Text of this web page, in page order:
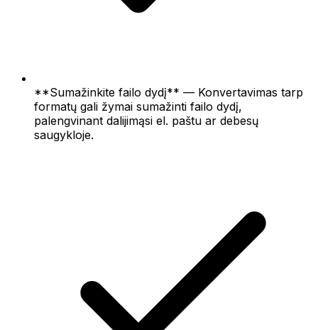
**Sumažinkite failo dydį** — Konvertavimas tarp
formatų gali žymai sumažinti failo dydį,
palengvinant dalijimąsi el. paštu ar debesų
saugykloje.